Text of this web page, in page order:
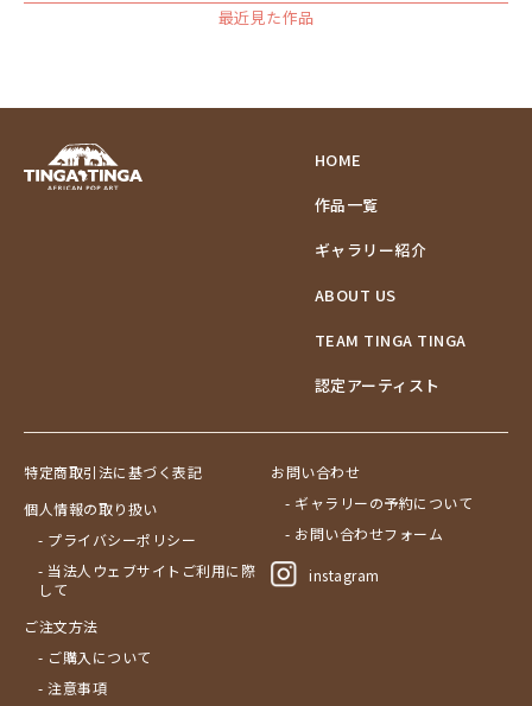
最近見た作品
HOME
作品一覧
ギャラリー紹介
ABOUT US
TEAM TINGA TINGA
認定アーティスト
特定商取引法に基づく表記
個人情報の取り扱い
- プライバシーポリシー
- 当法人ウェブサイトご利用に際
して
ご注文方法
- ご購入について
- 注意事項
お問い合わせ
- ギャラリーの予約について
- お問い合わせフォーム
instagram